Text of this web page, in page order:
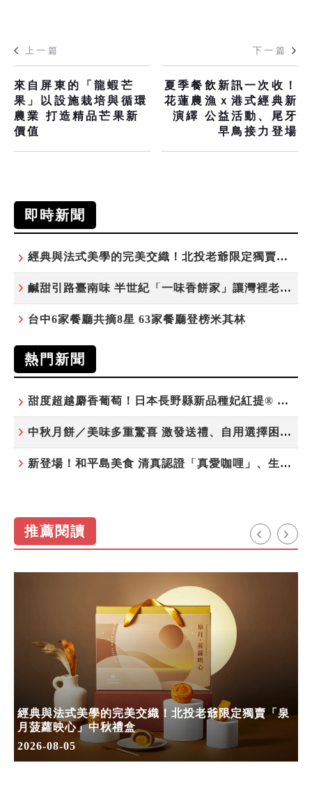
上一篇
來自屏東的「龍蝦芒
果」以設施栽培與循環
農業 打造精品芒果新
價值
下一篇
夏季餐飲新訊一次收！
花蓮農漁ｘ港式經典新
演繹 公益活動、尾牙
早鳥接力登場
即時新聞
經典與法式美學的完美交織！北投老爺限定獨賣「泉月菠蘿映心」中秋禮盒
鹹甜引路臺南味 半世紀「一味香餅家」讓灣裡老街散發餅香
台中6家餐廳共摘8星 63家餐廳登榜米其林
熱門新聞
甜度超越麝香葡萄！日本長野縣新品種妃紅提® 微風超市限期販售
中秋月餅／美味多重驚喜 激發送禮、自用選擇困難症
新登場！和平島美食 清真認證「真愛咖哩」、生態飲食「禾口丘」
推薦閱讀
經典與法式美學的完美交織！北投老爺限定獨賣「泉
月菠蘿映心」中秋禮盒
2026-08-05